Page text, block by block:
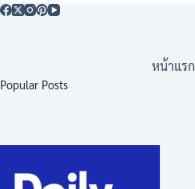
หน้าแรก
Popular Posts